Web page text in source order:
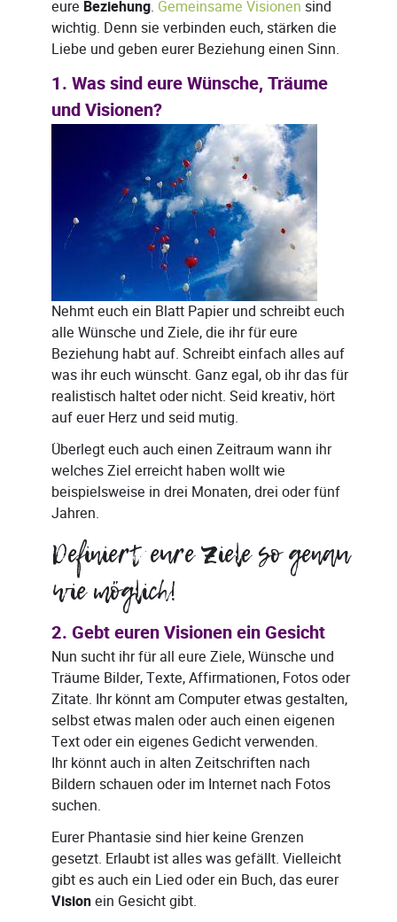
eure Beziehung. Gemeinsame Visionen sind
wichtig. Denn sie verbinden euch, stärken die
Liebe und geben eurer Beziehung einen Sinn.
1. Was sind eure Wünsche, Träume
und Visionen?
Nehmt euch ein Blatt Papier und schreibt euch
alle Wünsche und Ziele, die ihr für eure
Beziehung habt auf. Schreibt einfach alles auf
was ihr euch wünscht. Ganz egal, ob ihr das für
realistisch haltet oder nicht. Seid kreativ, hört
auf euer Herz und seid mutig.
Überlegt euch auch einen Zeitraum wann ihr
welches Ziel erreicht haben wollt wie
beispielsweise in drei Monaten, drei oder fünf
Jahren.
Definiert eure Ziele so genau
wie möglich!
2. Gebt euren Visionen ein Gesicht
Nun sucht ihr für all eure Ziele, Wünsche und
Träume Bilder, Texte, Affirmationen, Fotos oder
Zitate. Ihr könnt am Computer etwas gestalten,
selbst etwas malen oder auch einen eigenen
Text oder ein eigenes Gedicht verwenden.
Ihr könnt auch in alten Zeitschriften nach
Bildern schauen oder im Internet nach Fotos
suchen.
Eurer Phantasie sind hier keine Grenzen
gesetzt. Erlaubt ist alles was gefällt. Vielleicht
gibt es auch ein Lied oder ein Buch, das eurer
Visionein Gesicht gibt.